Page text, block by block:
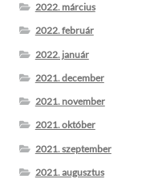
2022. március
2022. február
2022. január
2021. december
2021. november
2021. október
2021. szeptember
2021. augusztus